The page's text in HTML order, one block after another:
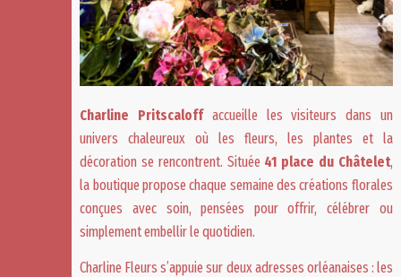
Charline Pritscaloff accueille les visiteurs dans un
univers chaleureux où les fleurs, les plantes et la
décoration se rencontrent. Située 41 place du Châtelet,
la boutique propose chaque semaine des créations florales
conçues avec soin, pensées pour offrir, célébrer ou
simplement embellir le quotidien.
Charline Fleurs s’appuie sur deux adresses orléanaises : les